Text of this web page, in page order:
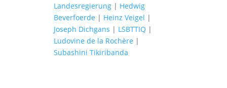
Landesregierung| Hedwig
Beverfoerde | Heinz Veigel |
Joseph Dichgans | LSBTTIQ |
Ludovine de la Rochère |
Subashini Tikiribanda